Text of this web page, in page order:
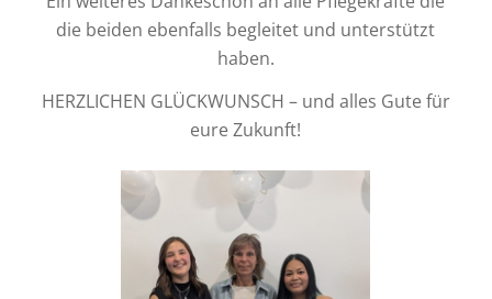
die beiden ebenfalls begleitet und unterstützt
haben.
HERZLICHEN GLÜCKWUNSCH – und alles Gute für
eure Zukunft!